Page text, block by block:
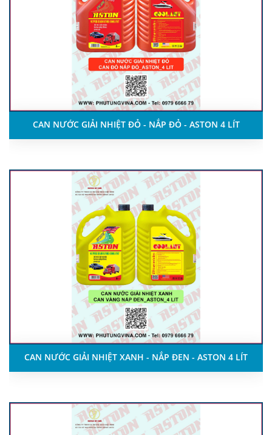
CAN NƯỚC GIẢI NHIỆT ĐỎ - NẮP ĐỎ - ASTON 4 LÍT
CAN NƯỚC GIẢI NHIỆT XANH - NẮP ĐEN - ASTON 4 LÍT